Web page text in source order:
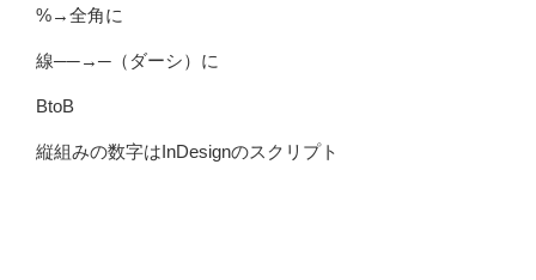
%→全角に
線──→─（ダーシ）に
BtoB
縦組みの数字はInDesignのスクリプト